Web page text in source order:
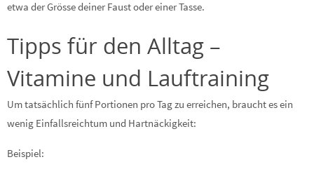
etwa der Grösse deiner Faust oder einer Tasse.
Tipps für den Alltag –
Vitamine und Lauftraining
Um tatsächlich fünf Portionen pro Tag zu erreichen, braucht es ein
wenig Einfallsreichtum und Hartnäckigkeit:
Beispiel: